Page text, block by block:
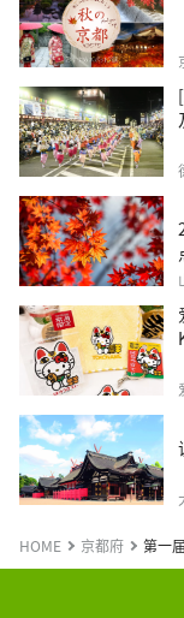
HOME 京都府 第一